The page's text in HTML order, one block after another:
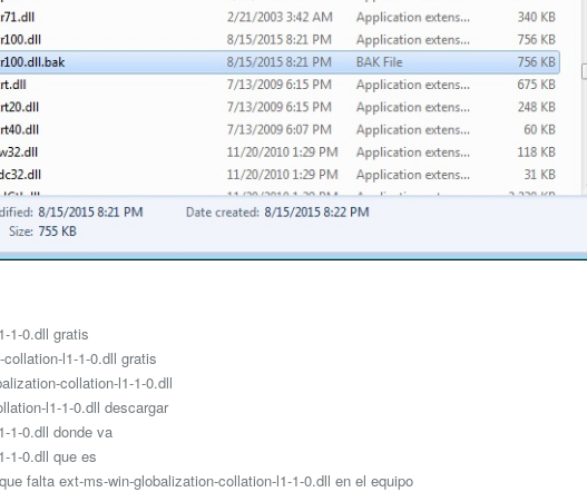
1-0.dll gratis
l1-1-0.dll gratis
collation-l1-1-0.dll
l1-1-0.dll descargar
1-0.dll donde va
1-0.dll que es
falta ext-ms-win-globalization-collation-l1-1-0.dll en el equipo